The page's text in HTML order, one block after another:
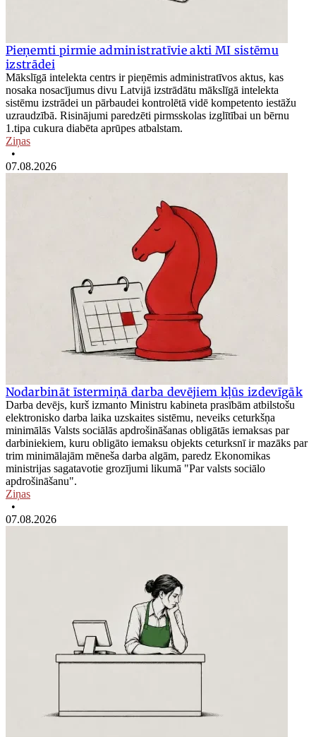
Pieņemti pirmie administratīvie akti MI sistēmu
izstrādei
Mākslīgā intelekta centrs ir pieņēmis administratīvos aktus, kas
nosaka nosacījumus divu Latvijā izstrādātu mākslīgā intelekta
sistēmu izstrādei un pārbaudei kontrolētā vidē kompetento iestāžu
uzraudzībā. Risinājumi paredzēti pirmsskolas izglītībai un bērnu
1.tipa cukura diabēta aprūpes atbalstam.
Ziņas
•
07.08.2026
Nodarbināt īstermiņā darba devējiem kļūs izdevīgāk
Darba devējs, kurš izmanto Ministru kabineta prasībām atbilstošu
elektronisko darba laika uzskaites sistēmu, neveiks ceturkšņa
minimālās Valsts sociālās apdrošināšanas obligātās iemaksas par
darbiniekiem, kuru obligāto iemaksu objekts ceturksnī ir mazāks par
trim minimālajām mēneša darba algām, paredz Ekonomikas
ministrijas sagatavotie grozījumi likumā "Par valsts sociālo
apdrošināšanu".
Ziņas
•
07.08.2026